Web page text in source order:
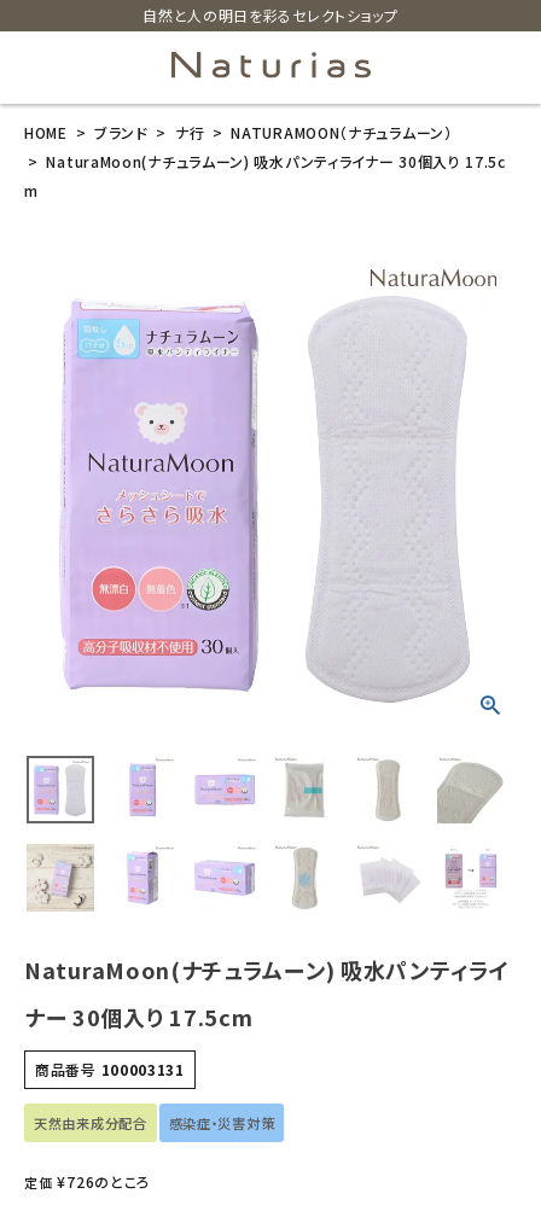
自然と人の明日を彩るセレクトショップ
search
NaturaMoon
(ナチュラムー
ン) 吸水パンテ
ィライナー 30
個入り 17.5c
(税込)
ホーム
新商品
カテゴリーから探す
美容・コスメ・香水
衛生用品
フェムケア
インナー・下着・ナイトウェア
キッズ・ベビー・マタニティ
キッチン用品
HOME ブランド ナ行
NATURAMOON（ナチュラムーン）
NaturaMoon(ナチュラムーン) 吸水パンティライナー 30個入り 17.5c
m
NaturaMoon(ナチュラムーン) 吸水パンティライ
ナー 30個入り 17.5cm
商品番号 100003131
天然由来成分配合 感染症・災害対策
定価 ¥726のところ